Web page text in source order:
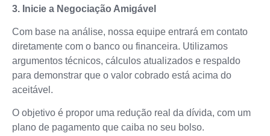
3. Inicie a Negociação Amigável
Com base na análise, nossa equipe entrará em contato
diretamente com o banco ou financeira. Utilizamos
argumentos técnicos, cálculos atualizados e respaldo
para demonstrar que o valor cobrado está acima do
aceitável.
O objetivo é propor uma redução real da dívida, com um
plano de pagamento que caiba no seu bolso.